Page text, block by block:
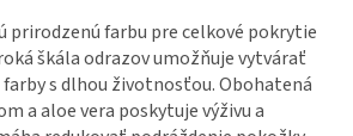
prirodzenú farbu pre celkové pokrytie
škála odrazov umožňuje vytvárať
s dlhou životnosťou. Obohatená
a aloe vera poskytuje výživu a